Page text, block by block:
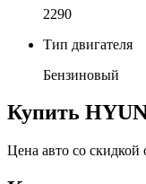
2290
Тип двигателя
Бензиновый
Купить
Цена авто со скидкой